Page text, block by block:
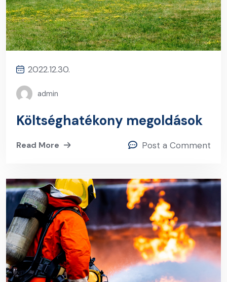
2022.12.30.
admin
Költséghatékony megoldások
Read More Post a Comment